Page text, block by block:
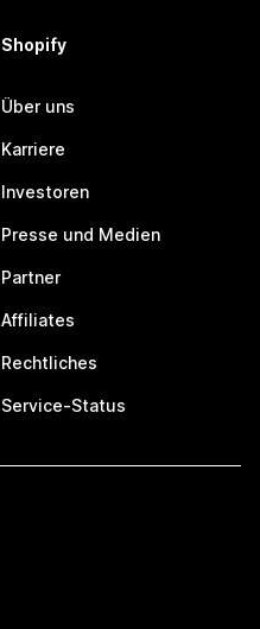
Shopify
Über uns
Karriere
Investoren
Presse und Medien
Partner
Affiliates
Rechtliches
Service-Status